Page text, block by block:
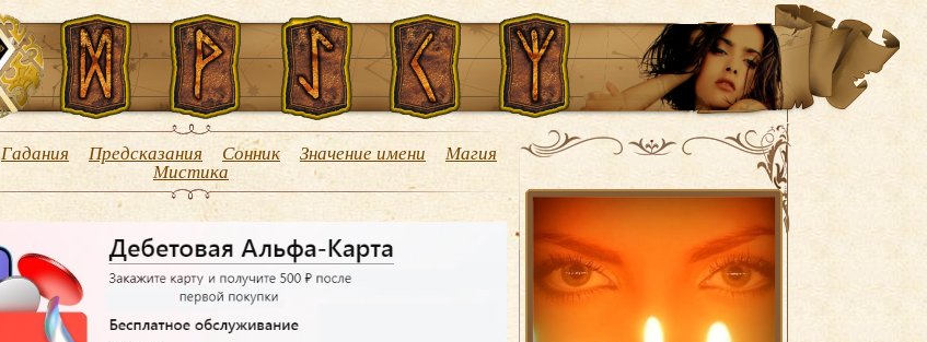
Гадания Предсказания Сонник Значение имени Магия
Мистика